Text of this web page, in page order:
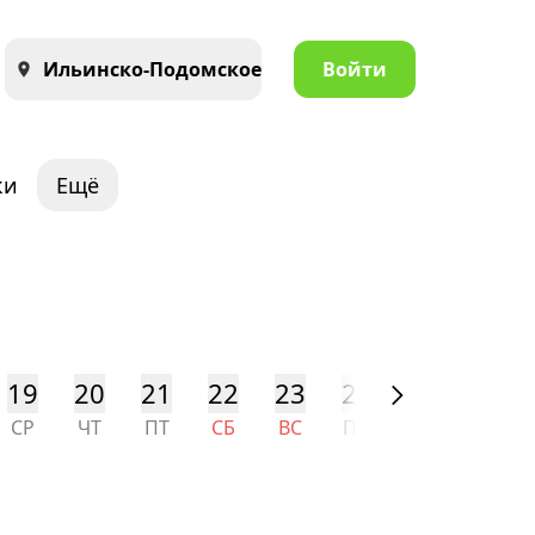
Ильинско-Подомское Войти
Ещё
19
СР
20
ЧТ
21
ПТ
22
СБ
23
ВС
24
ПН